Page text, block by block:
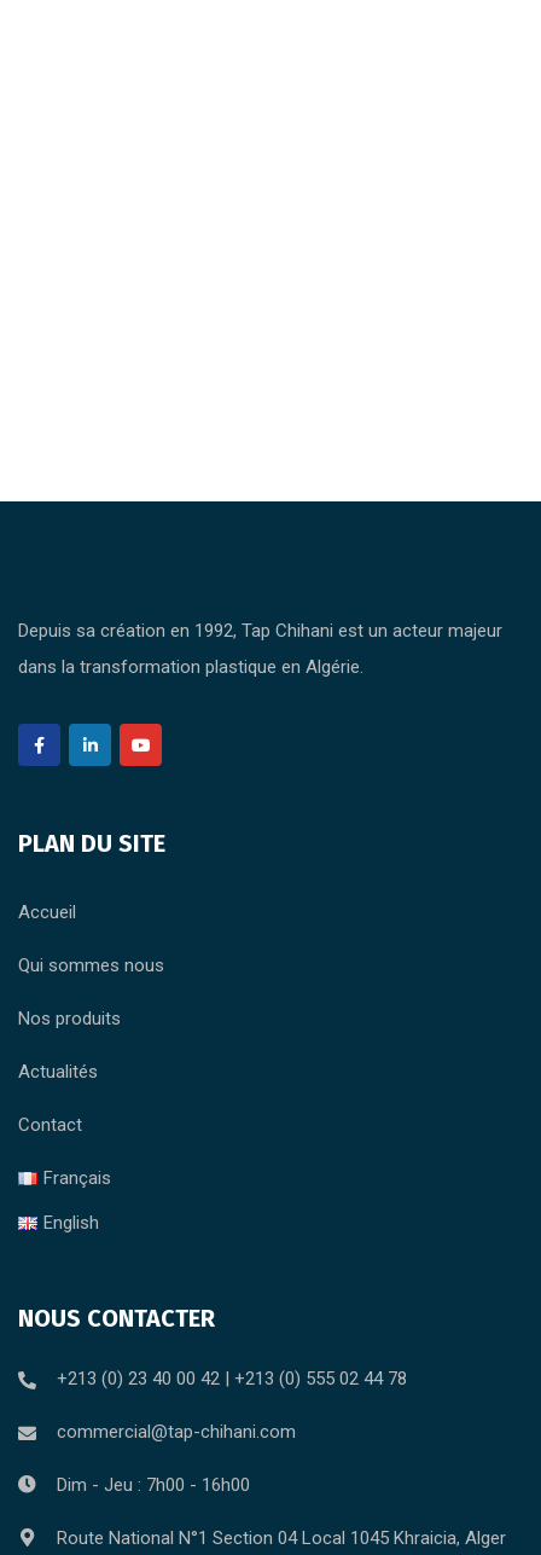
Depuis sa création en 1992, Tap Chihani est un acteur majeur
dans la transformation plastique en Algérie.
PLAN DU SITE
Accueil
Qui sommes nous
Nos produits
Actualités
Contact
Français
English
NOUS CONTACTER
+213 (0) 23 40 00 42 | +213 (0) 555 02 44 78
commercial@tap-chihani.com
Dim - Jeu : 7h00 - 16h00
Route National N°1 Section 04 Local 1045 Khraicia, Alger